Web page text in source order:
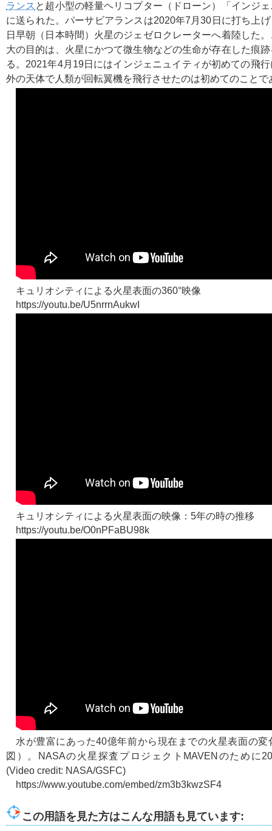
ランス と超小型の軽量ヘリコプター（ドローン）「インジ
に送られた。パーサビアランスは2020年7月30日に打ち上
日早朝（日本時間）火星のジェゼロクレーターへ着陸した
大の目的は、火星にかつて微生物などの生命が存在した痕
る。2021年4月19日にはインジェニュイティが初めての飛
外の天体で人類が回転翼機を飛行させたのは初めてのことで
キュリオシティによる火星表面の360°映像
https://youtu.be/U5nrrnAukwI
キュリオシティによる火星表面の映像：5年の時の推移
https://youtu.be/O0nPFaBU98k
水が豊富にあった40億年前から現在までの火星表面の変
図）。NASAの火星探査プロジェクトMAVENのために
(Video credit: NASA/GSFC)
https://www.youtube.com/embed/zm3b3kwzSF4
この用語を見た方はこんな用語も見ています: